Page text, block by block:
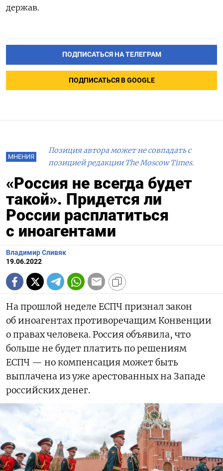
держав.
ПОДПИСАТЬСЯ НА ТЕЛЕГРАМ
ПОДПИСАТЬСЯ В GOOGLE
МНЕНИЯ
Позиция автора может не совпадать с
позицией редакции The Moscow Times.
«Россия не всегда будет
такой». Придется ли
России расплатиться
с иноагентами
Владимир Сливяк
19.06.2022
На прошлой неделе ЕСПЧ признал закон
об иноагентах противоречащим Конвенции
о правах человека. Россия объявила, что
больше не будет платить по решениям
ЕСПЧ — но компенсация может быть
выплачена из уже арестованных на Западе
российских денег.